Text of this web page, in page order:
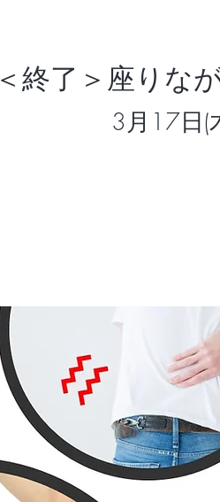
＜終了＞座りな
3月17日(